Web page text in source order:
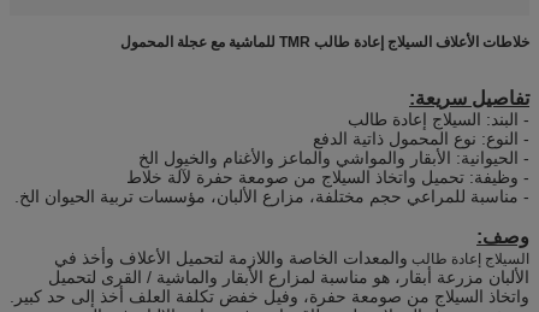
خلاطات الأعلاف السيلاج إعادة طالب TMR للماشية مع عجلة المحمول
تفاصيل سريعة:
- البند: السيلاج إعادة طالب
- النوع: نوع المحمول ذاتية الدفع
- الحيوانية: الأبقار والمواشي والماعز والأغنام والخيول الخ
- وظيفة: تحميل واتخاذ السيلاج من صومعة حفرة لآلة خلاط
- مناسبة للمراعي حجم مختلفة، مزارع الألبان، مؤسسات تربية الحيوان الخ.
وصف:
السيلاج إعادة طالب والمعدات الخاصة واللازمة لتحميل الأعلاف وأخذ في
الألبان مزرعة أبقار، هو مناسبة لمزارع الأبقار والماشية / القرى لتحميل
واتخاذ السيلاج من صومعة حفرة، وفيل خفض تكلفة العلف أخذ إلى حد كبير.